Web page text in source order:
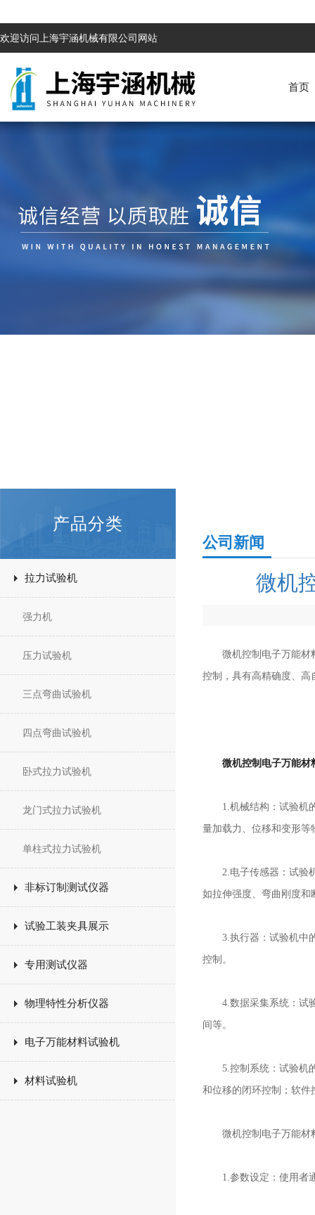
欢迎访问上海宇涵机械有限公司网站
首页
产品分类
拉力试验机
强力机
压力试验机
三点弯曲试验机
四点弯曲试验机
卧式拉力试验机
龙门式拉力试验机
单柱式拉力试验机
非标订制测试仪器
试验工装夹具展示
专用测试仪器
物理特性分析仪器
电子万能材料试验机
材料试验机
公司新闻
微机
微机控制电子万能材料
控制，具有高精确度、高
微机控制电子万能材
1.机械结构：试验机的
量加载力、位移和变形等
2.电子传感器：试验机
如拉伸强度、弯曲刚度和
3.执行器：试验机中的
控制。
4.数据采集系统：试验
间等。
5.控制系统：试验机的
和位移的闭环控制；软件
微机控制电子万能材
1.参数设定：使用者通